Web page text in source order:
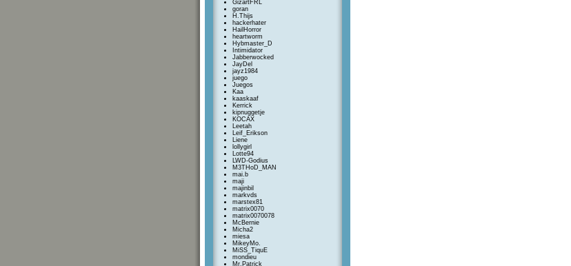
GizartFRL
goran
H.Thijs
hackerhater
HailHorror
heartworm
Hybmaster_D
Intimidator
Jabberwocked
JayDel
jayz1984
juego
Juegos
Kaa
kaaskaaf
Kerrick
kipnuggetje
KOCAX
Leetah
Leif_Erikson
Liene
lollygirl
Lotte94
LWD-Godius
M3THoD_MAN
mai.b
maji
majinbil
markvds
marstex81
matrix0070
matrix0070078
McBernie
Micha2
miesa
MikeyMo.
MiSS_TiquE
mondieu
Mr.Patrick